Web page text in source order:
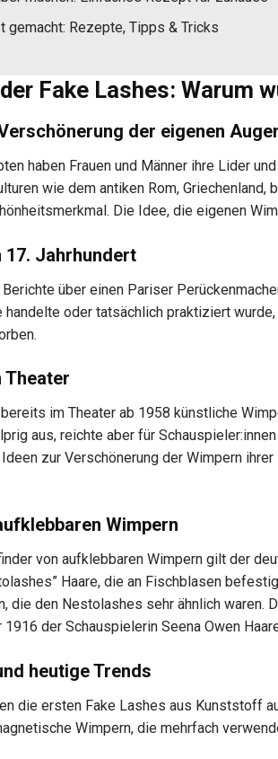
gemacht: Rezepte, Tipps & Tricks
Fake Lashes: Warum
der eigenen
haben Frauen und Männer ihre Lider
wie dem antiken Rom,
Die Idee, die eigenen
17. Jahrhundert
über einen Pariser
handelte oder tatsächlich praktiziert
Theater
im Theater ab 1958 künstliche
aus, reichte aber für
zur Verschönerung der Wimpern
Wimpern
von aufklebbaren Wimpern gilt der
Haare, die an Fischblasen
die den Nestolashes sehr ähnlich waren.
1916 der Schauspielerin Seena Owen
heutige Trends
die ersten Fake Lashes aus Kunststoff
Wimpern, die mehrfach